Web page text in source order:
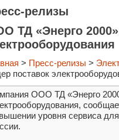
релизы
ТД «Энерго
> Пресс-релизы >
поставок
ООО ТД «Энерго
уровня сервиса